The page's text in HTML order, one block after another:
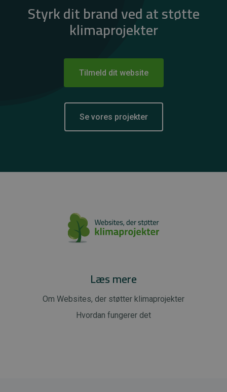
Styrk dit brand ved at støtte
klimaprojekter
Tilmeld dit website
Se vores projekter
Læs mere
Om Websites, der støtter klimaprojekter
Hvordan fungerer det